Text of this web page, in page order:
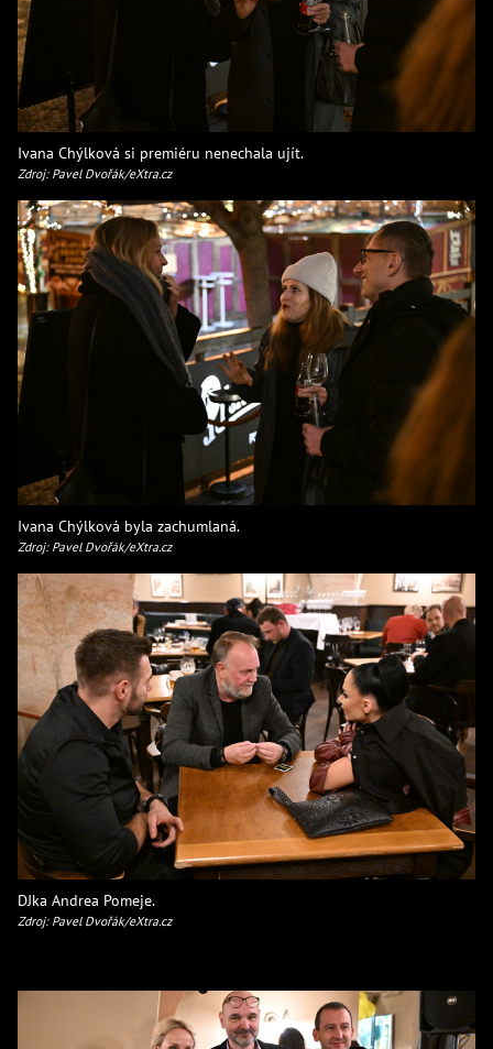
Ivana Chýlková si premiéru nenechala ujít.
Zdroj: Pavel Dvořák/eXtra.cz
Ivana Chýlková byla zachumlaná.
Zdroj: Pavel Dvořák/eXtra.cz
DJka Andrea Pomeje.
Zdroj: Pavel Dvořák/eXtra.cz